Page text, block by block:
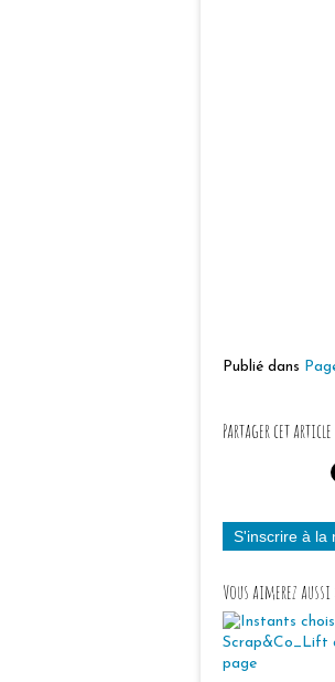
Publié dans
Partager cet article
S'inscrire à la
Vous aimerez aussi :